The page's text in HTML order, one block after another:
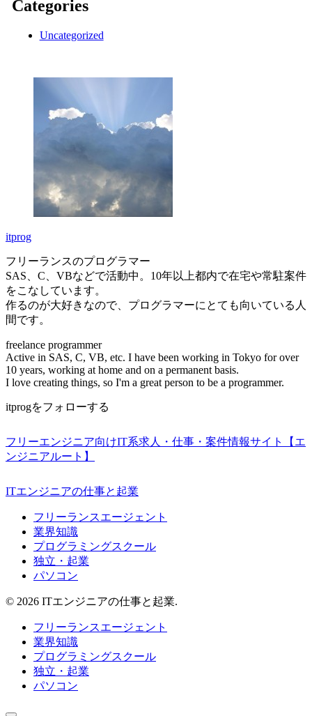
Categories
Uncategorized
itprog
フリーランスのプログラマー
SAS、C、VBなどで活動中。10年以上都内で在宅や常駐案件
をこなしています。
作るのが大好きなので、プログラマーにとても向いている人
間です。
freelance programmer
Active in SAS, C, VB, etc. I have been working in Tokyo for over
10 years, working at home and on a permanent basis.
I love creating things, so I'm a great person to be a programmer.
itprogをフォローする
フリーエンジニア向けIT系求人・仕事・案件情報サイト【エ
ンジニアルート】
ITエンジニアの仕事と起業
フリーランスエージェント
業界知識
プログラミングスクール
独立・起業
パソコン
© 2026 ITエンジニアの仕事と起業.
フリーランスエージェント
業界知識
プログラミングスクール
独立・起業
パソコン